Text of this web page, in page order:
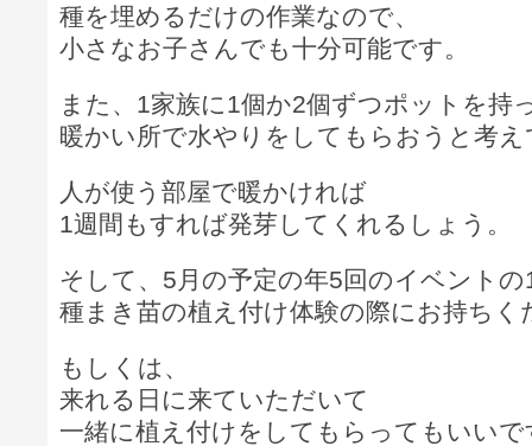
種を埋めるだけの作業なので、
小さなお子さんでも十分可能です。
また、1家族に1個か2個ずつポットを持
暖かい所で水やりをしてもらおうと考
人が使う部屋で暖かければ
1週間もすれば発芽してくれるしょう。
そして、5月の予定の年5回のイベントの
種まき苗の植え付け体験の際にお持ちく
もしくは、
来れる日に来ていただいて
一緒に植え付けをしてもらってもいいで